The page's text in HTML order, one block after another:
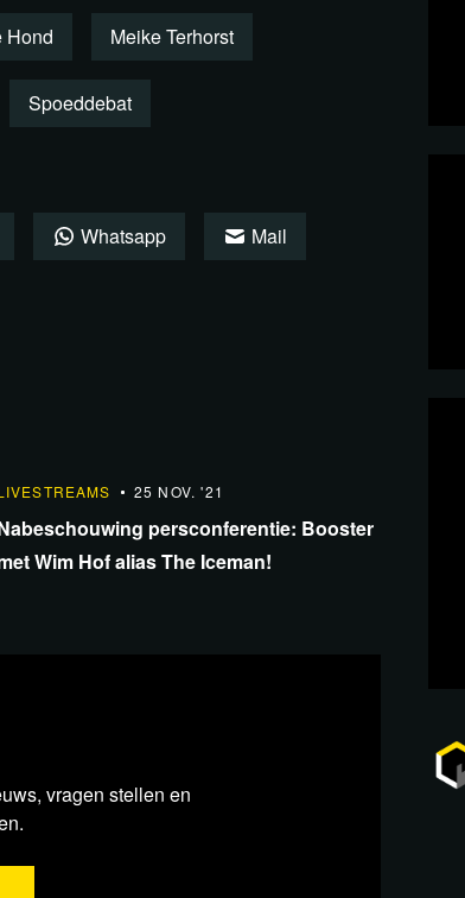
Hond Meike Terhorst
Spoeddebat
Whatsapp Mail
25 NOV. '21
persconferentie: Booster
Wim Hof alias The Iceman!
vragen stellen en